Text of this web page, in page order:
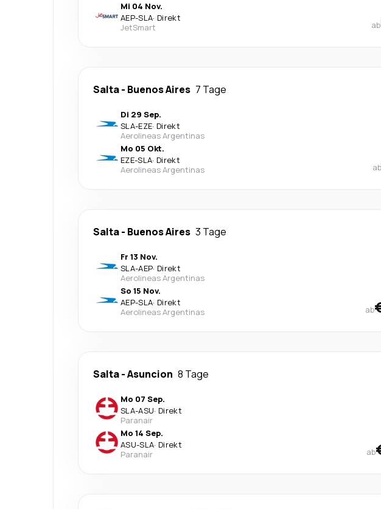
Mi 04 Nov.
AEP-SLA· Direkt
JetSmart
ab
Salta- Buenos Aires 7 Tage
Di 29 Sep.
SLA-EZE· Direkt
Aerolineas Argentinas
Mo 05 Okt.
EZE-SLA· Direkt
Aerolineas Argentinas
ab
Salta- Buenos Aires 3 Tage
Fr 13 Nov.
SLA-AEP· Direkt
Aerolineas Argentinas
So 15 Nov.
AEP-SLA· Direkt
Aerolineas Argentinas
ab
Salta-Asuncion 8 Tage
Mo 07 Sep.
SLA-ASU· Direkt
Paranair
Mo 14 Sep.
ASU-SLA· Direkt
Paranair
ab